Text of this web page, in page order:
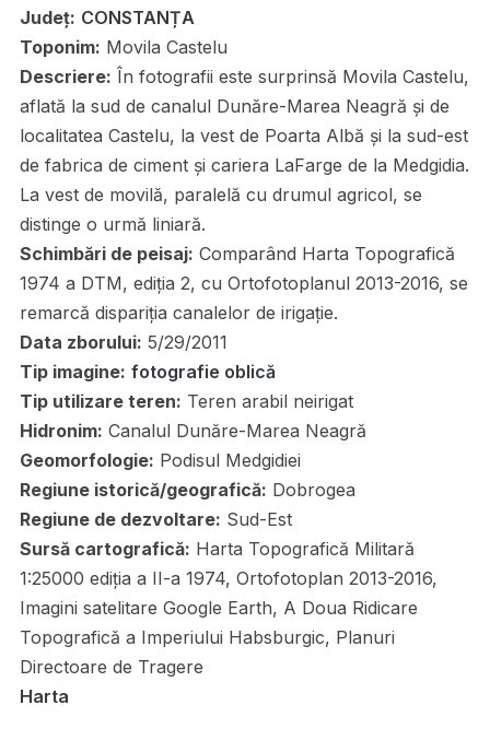
Județ: CONSTANȚA
Toponim: Movila Castelu
Descriere: În fotografii este surprinsă Movila Castelu,
aflată la sud de canalul Dunăre-Marea Neagră și de
localitatea Castelu, la vest de Poarta Albă și la sud-est
de fabrica de ciment și cariera LaFarge de la Medgidia.
La vest de movilă, paralelă cu drumul agricol, se
distinge o urmă liniară.
Schimbări de peisaj: Comparând Harta Topografică
1974 a DTM, ediția 2, cu Ortofotoplanul 2013-2016, se
remarcă dispariția canalelor de irigație.
Data zborului: 5/29/2011
Tip imagine: fotografie oblică
Tip utilizare teren: Teren arabil neirigat
Hidronim: Canalul Dunăre-Marea Neagră
Geomorfologie: Podisul Medgidiei
Regiune istorică/geografică: Dobrogea
Regiune de dezvoltare: Sud-Est
Sursă cartografică: Harta Topografică Militară
1:25000 ediția a II-a 1974, Ortofotoplan 2013-2016,
Imagini satelitare Google Earth, A Doua Ridicare
Topografică a Imperiului Habsburgic, Planuri
Directoare de Tragere
Harta